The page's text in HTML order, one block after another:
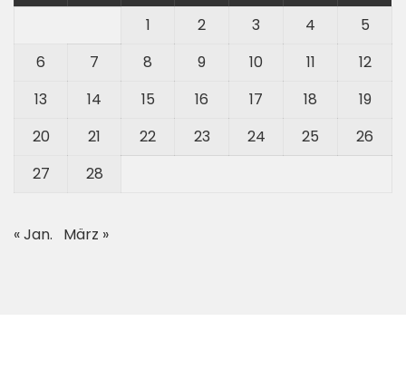
1
2 3 4
5
6
7 8 9 10 11
12
13
14 15 16 17 18
19
20
21 22 23 24 25
26
27
28
« Jan. März »